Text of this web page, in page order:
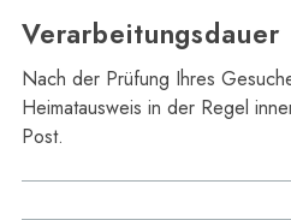
Verarbeitungsdauer
Nach der Prüfung Ihres
Heimatausweis in der Regel
Post.